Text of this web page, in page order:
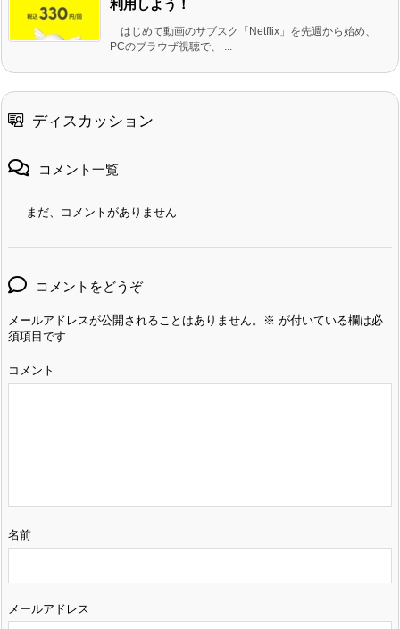
利用しよう！
はじめて動画のサブスク「Netflix」を先週から始め、
PCのブラウザ視聴で、 ...
ディスカッション
コメント一覧
まだ、コメントがありません
コメントをどうぞ
メールアドレスが公開されることはありません。 ※ が付いている欄は必
須項目です
コメント
名前
メールアドレス